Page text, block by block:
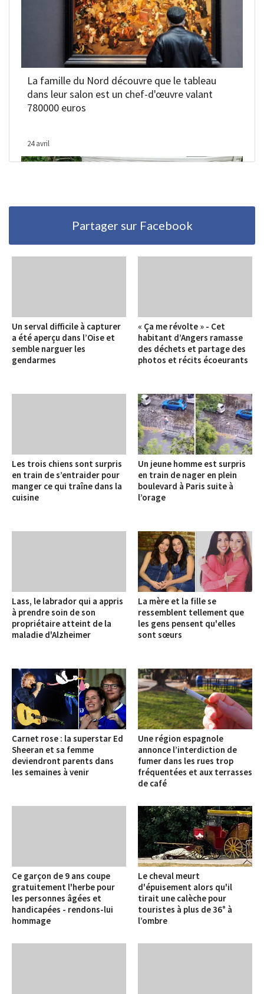
Partager sur Facebook
Un serval difficile à capturer
a été aperçu dans l’Oise et
semble narguer les
gendarmes
« Ça me révolte » - Cet
habitant d’Angers ramasse
des déchets et partage des
photos et récits écoeurants
Les trois chiens sont surpris
en train de s’entraider pour
manger ce qui traîne dans la
cuisine
Un jeune homme est surpris
en train de nager en plein
boulevard à Paris suite à
l’orage
Lass, le labrador qui a appris
à prendre soin de son
propriétaire atteint de la
maladie d'Alzheimer
La mère et la fille se
ressemblent tellement que
les gens pensent qu'elles
sont sœurs
Carnet rose : la superstar Ed
Sheeran et sa femme
deviendront parents dans
les semaines à venir
Une région espagnole
annonce l’interdiction de
fumer dans les rues trop
fréquentées et aux terrasses
de café
Ce garçon de 9 ans coupe
gratuitement l'herbe pour
les personnes âgées et
handicapées - rendons-lui
hommage
Le cheval meurt
d'épuisement alors qu'il
tirait une calèche pour
touristes à plus de 36° à
l’ombre